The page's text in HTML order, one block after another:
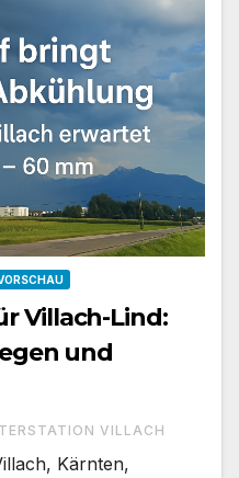
Villach-Lind:
und
VILLACH
Kärnten,